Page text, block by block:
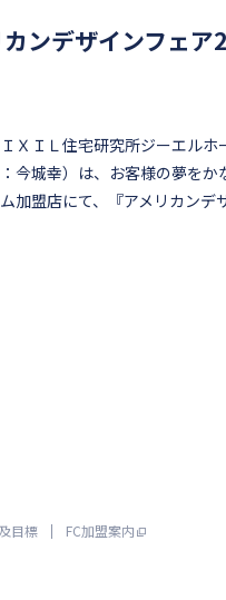
ンデザインフェア
ＸＩＬ住宅研究所ジーエル
今城幸）は、お客様の夢を
加盟店にて、『アメリカンデ
目標 FC加盟案内